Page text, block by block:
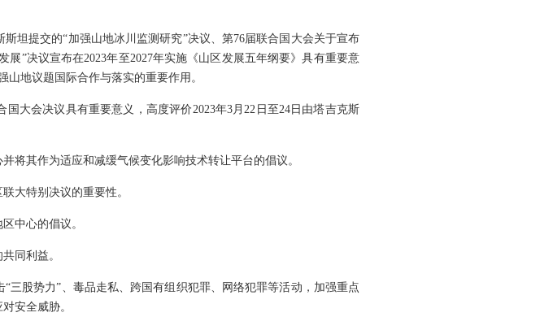
坦提交的“加强山地冰川监测研究”决议、第76届联合国大会关于宣布
展”决议宣布在2023年至2027年实施《山区发展五年纲要》具有重要意
山地议题国际合作与落实的重要作用。
大会决议具有重要意义，高度评价2023年3月22日至24日由塔吉克斯
将其作为适应和减缓气候变化影响技术转让平台的倡议。
大特别决议的重要性。
中心的倡议。
同利益。
股势力”、毒品走私、跨国有组织犯罪、网络犯罪等活动，加强重点
安全威胁。